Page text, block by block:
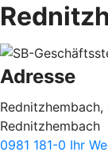
Adresse
Rednitzhembach,
Rednitzhembach
0981 181-0 Ihr